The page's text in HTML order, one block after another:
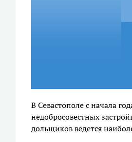
В Севастополе с начала
недобросовестных
дольщиков ведется